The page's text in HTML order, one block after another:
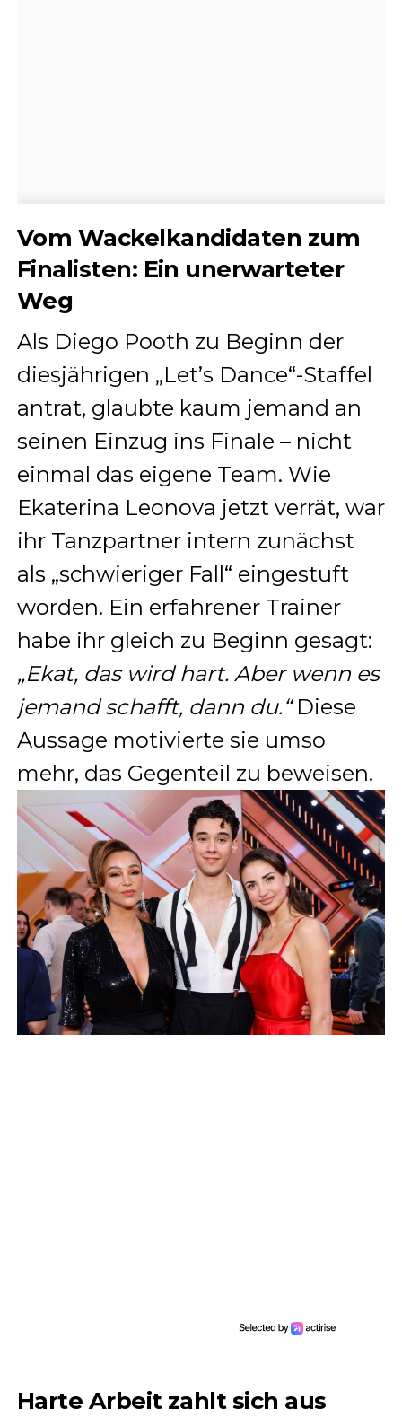
Vom Wackelkandidaten zum
Finalisten: Ein unerwarteter
Weg
Als Diego Pooth zu Beginn der
diesjährigen „Let’s Dance“-Staffel
antrat, glaubte kaum jemand an
seinen Einzug ins Finale – nicht
einmal das eigene Team. Wie
Ekaterina Leonova jetzt verrät, war
ihr Tanzpartner intern zunächst
als „schwieriger Fall“ eingestuft
worden. Ein erfahrener Trainer
habe ihr gleich zu Beginn gesagt:
„Ekat, das wird hart. Aber wenn es
jemand schafft, dann du.“Diese
Aussage motivierte sie umso
mehr, das Gegenteil zu beweisen.
Harte Arbeit zahlt sich aus